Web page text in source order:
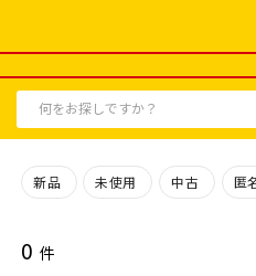
新品 未使用 中古 匿
0 件